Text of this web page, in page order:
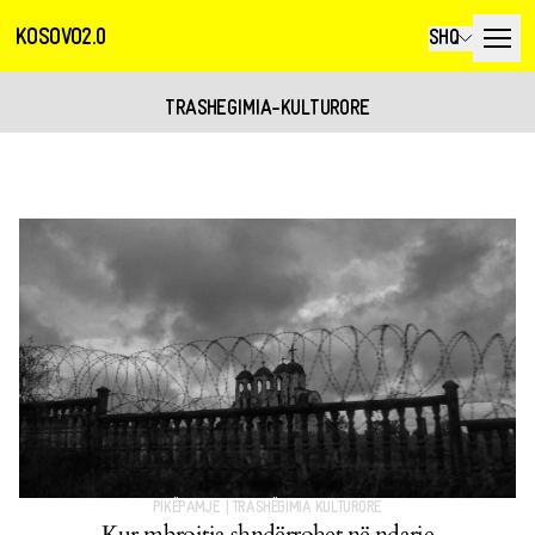
KOSOVO2.0 SHQ
TRASHEGIMIA-KULTURORE
PIKËPAMJE TRASHËGIMIA KULTURORE